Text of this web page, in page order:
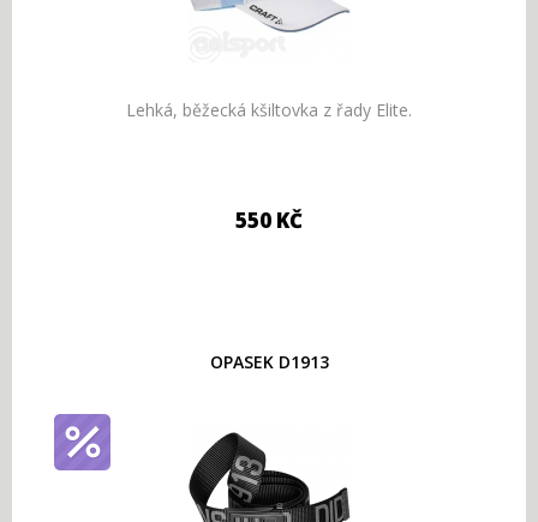
Lehká, běžecká kšiltovka z řady Elite.
550 KČ
OPASEK D1913